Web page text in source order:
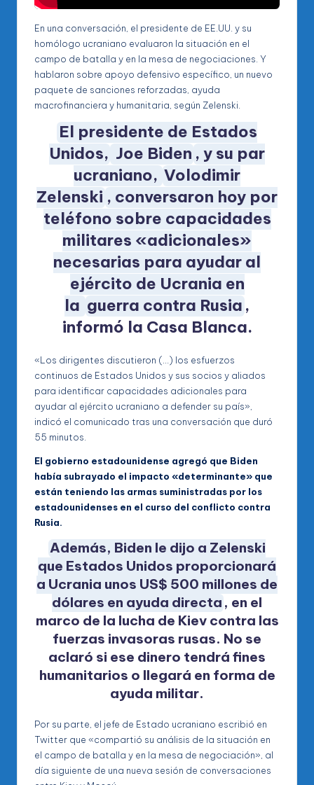
En una conversación, el presidente de EE.UU. y su
homólogo ucraniano evaluaron la situación en el
campo de batalla y en la mesa de negociaciones. Y
hablaron sobre apoyo defensivo específico, un nuevo
paquete de sanciones reforzadas, ayuda
macrofinanciera y humanitaria, según Zelenski.
El presidente de Estados
Unidos, Joe Biden , y su par
ucraniano, Volodimir
Zelenski , conversaron hoy por
teléfono sobre capacidades
militares «adicionales»
necesarias para ayudar al
ejército de Ucrania en
la guerra contra Rusia ,
informó la Casa Blanca.
«Los dirigentes discutieron (…) los esfuerzos
continuos de Estados Unidos y sus socios y aliados
para identificar capacidades adicionales para
ayudar al ejército ucraniano a defender su país»,
indicó el comunicado tras una conversación que duró
55 minutos.
El gobierno estadounidense agregó que Biden
había subrayado el impacto «determinante» que
están teniendo las armas suministradas por los
estadounidenses en el curso del conflicto contra
Rusia.
Además, Biden le dijo a Zelenski
que Estados Unidos proporcionará
a Ucrania unos US$ 500 millones de
dólares en ayuda directa , en el
marco de la lucha de Kiev contra las
fuerzas invasoras rusas. No se
aclaró si ese dinero tendrá fines
humanitarios o llegará en forma de
ayuda militar.
Por su parte, el jefe de Estado ucraniano escribió en
Twitter que «compartió su análisis de la situación en
el campo de batalla y en la mesa de negociación», al
día siguiente de una nueva sesión de conversaciones